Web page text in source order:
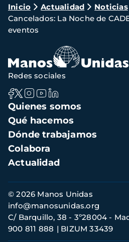
Ruta
de
navegación
Inicio Actualidad
Noticias
Cancelados: La Noche de
eventos
Navegación
principal
Quienes somos
Qué hacemos
Dónde trabajamos
Colabora
Actualidad
Redes sociales
Información
de
contacto
© 2026 Manos Unidas
C/ Barquillo, 38 - 3º28004 -
900 811 888
BIZUM 33439
info@manosunidas.org